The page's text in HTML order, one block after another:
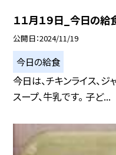
１１月１９日_今日の給
公開日 2024/11/19
今日の給食
今日は、チキンライス、
スープ、牛乳です。 子ど...